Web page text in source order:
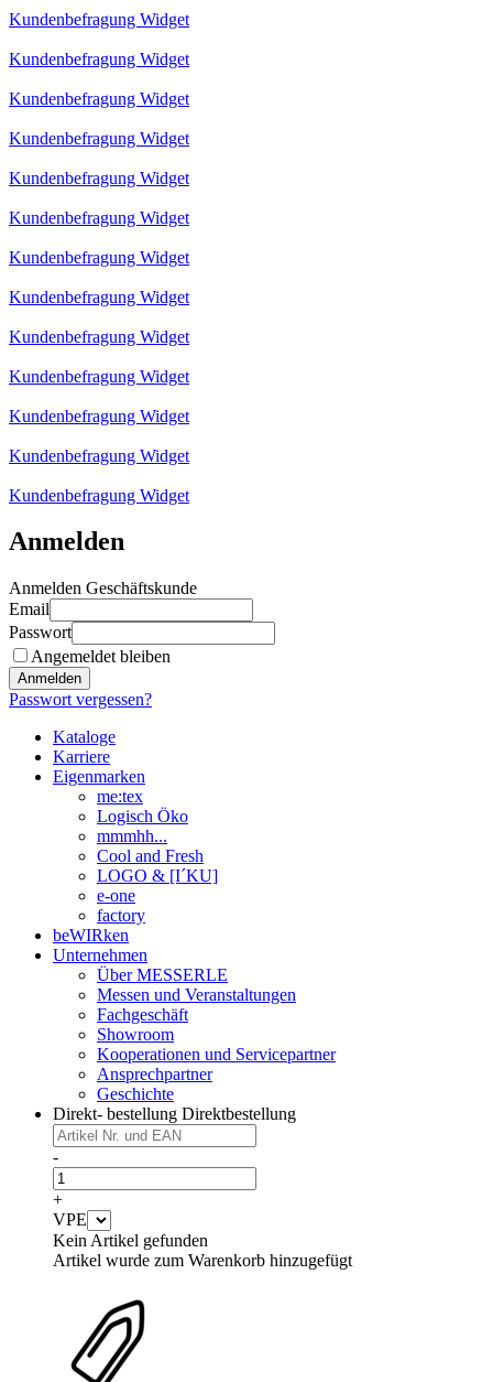
Kundenbefragung Widget
Kundenbefragung Widget
Kundenbefragung Widget
Kundenbefragung Widget
Kundenbefragung Widget
Kundenbefragung Widget
Kundenbefragung Widget
Kundenbefragung Widget
Kundenbefragung Widget
Kundenbefragung Widget
Kundenbefragung Widget
Kundenbefragung Widget
Kundenbefragung Widget
Anmelden
Anmelden Geschäftskunde
Email
Passwort
Angemeldet bleiben
Anmelden
Passwort vergessen?
Kataloge
Karriere
Eigenmarken
me:tex
Logisch Öko
mmmhh...
Cool and Fresh
LOGO & [I´KU]
e-one
factory
beWIRken
Unternehmen
Über MESSERLE
Messen und Veranstaltungen
Fachgeschäft
Showroom
Kooperationen und Servicepartner
Ansprechpartner
Geschichte
Direkt- bestellung Direktbestellung
-
+
VPE
Kein Artikel gefunden
Artikel wurde zum Warenkorb hinzugefügt